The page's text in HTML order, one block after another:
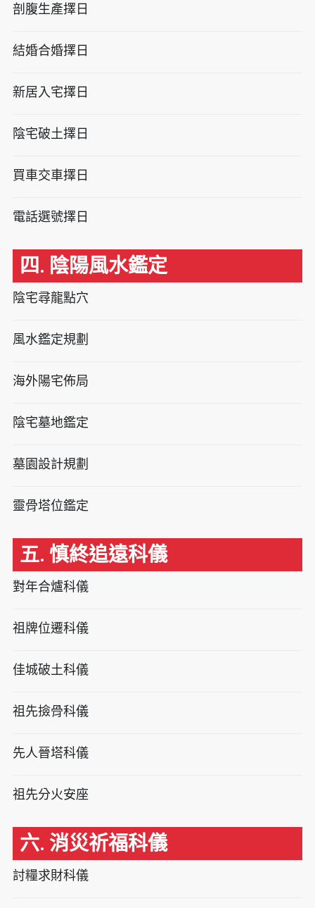
剖腹生產擇日
結婚合婚擇日
新居入宅擇日
陰宅破土擇日
買車交車擇日
電話選號擇日
四. 陰陽風水鑑定
陰宅尋龍點穴
風水鑑定規劃
海外陽宅佈局
陰宅墓地鑑定
墓園設計規劃
靈骨塔位鑑定
五. 慎終追遠科儀
對年合爐科儀
祖牌位遷科儀
佳城破土科儀
祖先撿骨科儀
先人晉塔科儀
祖先分火安座
六. 消災祈福科儀
討糧求財科儀